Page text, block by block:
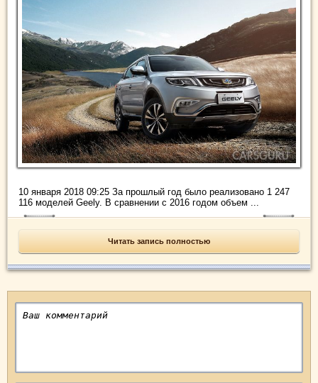
10 января 2018 09:25 За прошлый год было реализовано 1 247
116 моделей Geely. В сравнении с 2016 годом объем ...
Читать запись полностью